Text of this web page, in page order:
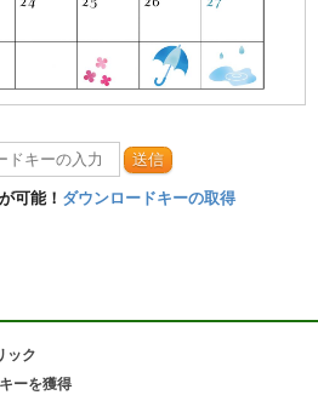
送信
可能！ ダウンロードキーの取得
ック
ーを獲得